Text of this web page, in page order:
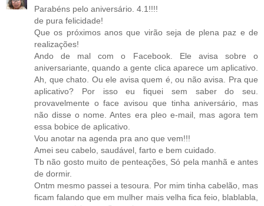
Parabéns pelo aniversário. 4.1!!!!
de pura felicidade!
Que os próximos anos que virão seja de plena paz e de
realizações!
Ando de mal com o Facebook. Ele avisa sobre o
aniversariante, quando a gente clica aparece um aplicativo.
Ah, que chato. Ou ele avisa quem é, ou não avisa. Pra que
aplicativo? Por isso eu fiquei sem saber do seu.
provavelmente o face avisou que tinha aniversário, mas
não disse o nome. Antes era pleo e-mail, mas agora tem
essa bobice de aplicativo.
Vou anotar na agenda pra ano que vem!!!
Amei seu cabelo, saudável, farto e bem cuidado.
Tb não gosto muito de penteações, Só pela manhã e antes
de dormir.
Ontm mesmo passei a tesoura. Por mim tinha cabelão, mas
ficam falando que em mulher mais velha fica feio, blablabla,